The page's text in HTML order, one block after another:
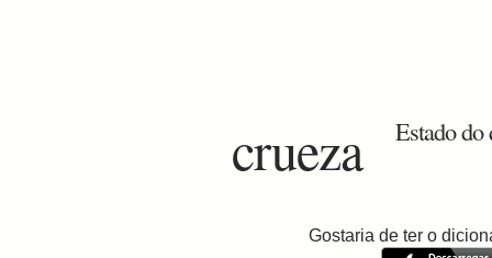
crueza Estado do
Gostaria de ter o